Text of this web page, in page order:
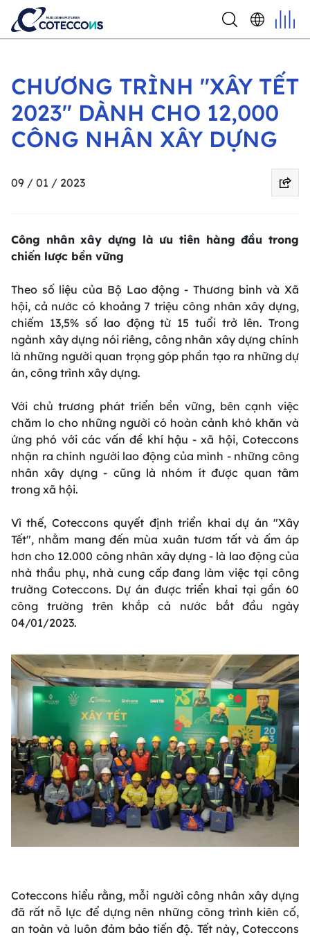
CHƯƠNG TRÌNH "XÂY TẾT
2023" DÀNH CHO 12,000
CÔNG NHÂN XÂY DỰNG
09 / 01 / 2023
Công nhân xây dựng là ưu tiên hàng đầu trong
chiến lược bền vững
Theo số liệu của Bộ Lao động - Thương binh và Xã
hội, cả nước có khoảng 7 triệu công nhân xây dựng,
chiếm 13,5% số lao động từ 15 tuổi trở lên. Trong
ngành xây dựng nói riêng, công nhân xây dựng chính
là những người quan trọng góp phần tạo ra những dự
án, công trình xây dựng.
Với chủ trương phát triển bền vững, bên cạnh việc
chăm lo cho những người có hoàn cảnh khó khăn và
ứng phó với các vấn đề khí hậu - xã hội, Coteccons
nhận ra chính người lao động của mình - những công
nhân xây dựng - cũng là nhóm ít được quan tâm
trong xã hội.
Vì thế, Coteccons quyết định triển khai dự án "Xây
Tết", nhằm mang đến mùa xuân tươm tất và ấm áp
hơn cho 12.000 công nhân xây dựng - là lao động của
nhà thầu phụ, nhà cung cấp đang làm việc tại công
trường Coteccons. Dự án được triển khai tại gần 60
công trường trên khắp cả nước bắt đầu ngày
04/01/2023.
Coteccons hiểu rằng, mỗi người công nhân xây dựng
đã rất nỗ lực để dựng nên những công trình kiên cố,
an toàn và luôn đảm bảo tiến độ. Tết này, Coteccons